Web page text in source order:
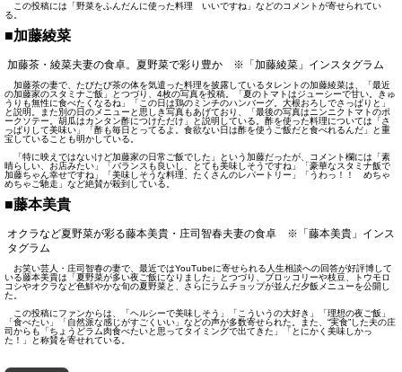
この投稿には「野菜をふんだんに使った料理 いいですね」などのコメントが寄せられてい
る。
■加藤綾菜
加藤茶・綾菜夫妻の食卓。夏野菜で彩り豊か ※「加藤綾菜」インスタグラム
加藤茶の妻で、たびたび茶の体を気遣った料理を披露しているタレントの加藤綾菜は、「最近
の加藤家のスタミナご飯」とつづり、4枚の写真を投稿。「夏のトマトはジューシーで甘い。きゅ
うりも無性に食べたくなるね」「この日は鶏のミンチのハンバーグ。大根おろしでさっぱりと」
と説明。また別の日のメニューと思しき写真もあげており、「最後の写真はニンニクトマトのポ
ークソテー。胡瓜はカンタン酢につけただけ」と説明している。酢を使った料理については「さ
っぱりして美味い」「酢も毎日とってるよ。食欲ない日は酢を使うご飯だと食べれるんだ」と重
宝していることも明かしている。
「特に映えではないけど加藤家の日常ご飯でした」という加藤だったが、コメント欄には「素
晴らしい、お店みたい」「バランスも良いし、とても美味しそうですね」「豪華なスタミナ飯で
加藤ちゃん幸せですね」「美味しそうな料理、たくさんのレパートリー」「うわっ！！ めちゃ
めちゃご馳走」など絶賛が殺到している。
■藤本美貴
オクラなど夏野菜が彩る藤本美貴・庄司智春夫妻の食卓 ※「藤本美貴」インス
タグラム
お笑い芸人・庄司智春の妻で、最近ではYouTubeに寄せられる人生相談への回答が好評博して
いる藤本美貴は「夏野菜が多い夜ご飯になりました」とつづり、ブロッコリーや枝豆、トウモロ
コシやオクラなど色鮮やかな旬の夏野菜と、さらにラムチョップが並んだ夕飯メニューを公開し
た。
この投稿にファンからは、「ヘルシーで美味しそう」「こういうの大好き」「理想の夜ご飯」
「食べたい」「自然派な感じがすごくいい」などの声が多数寄せられた。また、“実食”した夫の庄
司からも「ちょうどラム肉食べたいと思ってタイミングで出てきた」「とにかく美味しかっ
た！」と称賛を寄せれている。